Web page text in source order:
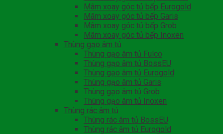
Mâm xoay góc tủ bếp Eurogold
Mâm xoay góc tủ bếp Garis
Mâm xoay góc tủ bếp Grob
Mâm xoay góc tủ bếp Inoxen
Thùng gạo âm tủ
Thùng gạo âm tủ Fulco
Thùng gạo âm tủ BossEU
Thùng gạo âm tủ Eurogold
Thùng gạo âm tủ Garis
Thùng gạo âm tủ Grob
Thùng gạo âm tủ Inoxen
Thùng rác âm tủ
Thùng rác âm tủ BossEU
Thùng rác âm tủ Eurogold